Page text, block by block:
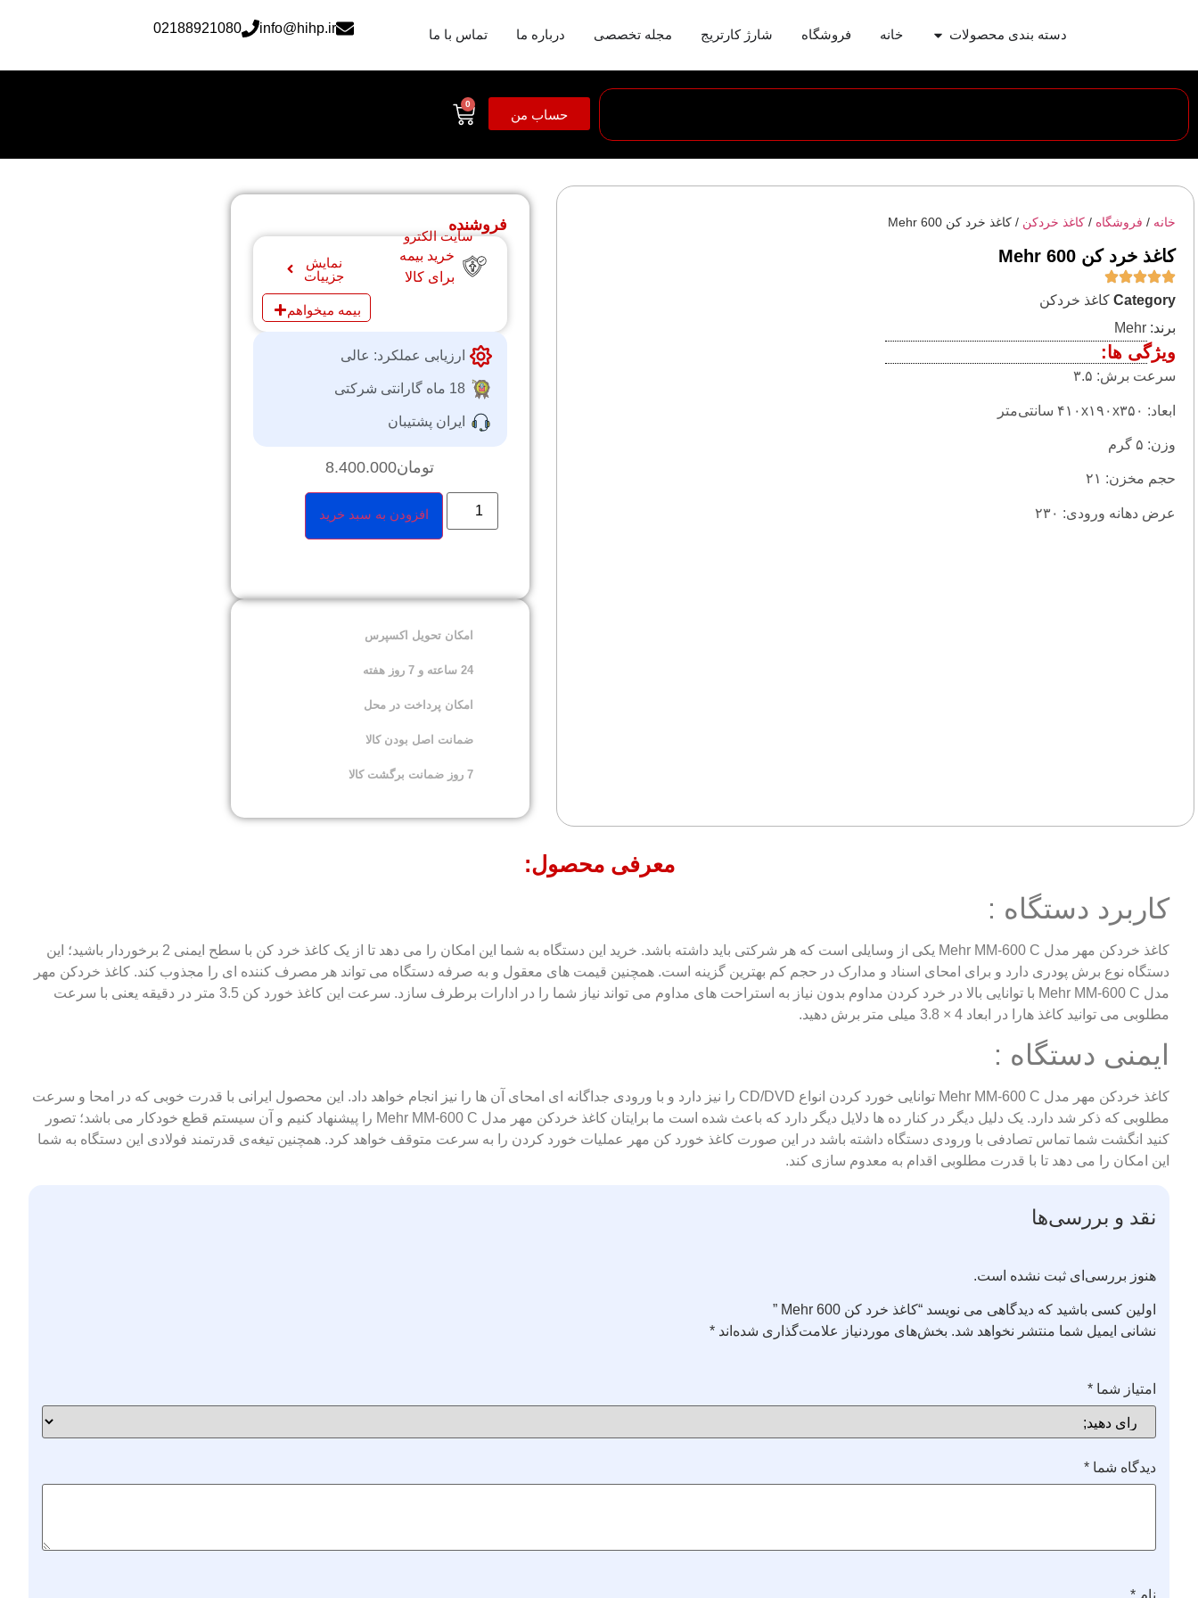
دسته بندی محصولات خانه فروشگاه شارژ کارتریج مجله تخصصی درباره ما تماس با ما info@hihp.ir
02188921080
حساب من
0
فروشنده
سایت الکترو
خرید بیمه
برای کالا
نمایش
جزییات
بیمه میخواهم
ارزیابی عملکرد: عالی
18 ماه گارانتی شرکتی
ایران پشتیبان
تومان8.400.000
افزودن به سبد خرید
امکان تحویل اکسپرس
24 ساعته و 7 روز هفته
امکان پرداخت در محل
ضمانت اصل بودن کالا
7 روز ضمانت برگشت کالا
خانه / فروشگاه / کاغذ خردکن / کاغذ خرد کن Mehr 600
کاغذ خرد کن Mehr 600
Category کاغذ خردکن
برند: Mehr
ویژگی ها:
سرعت برش: ۳.۵
ابعاد: ۴۱۰x۱۹۰x۳۵۰ سانتی‌متر
وزن: ۵ گرم
حجم مخزن: ۲۱
عرض دهانه ورودی: ۲۳۰
معرفی محصول:
کاربرد دستگاه :
کاغذ خردکن مهر مدل Mehr MM-600 C یکی از وسایلی است که هر شرکتی باید داشته باشد. خرید این دستگاه به شما این امکان را می دهد تا از یک کاغذ خرد کن با سطح ایمنی 2 برخوردار باشید؛ این
دستگاه نوع برش پودری دارد و برای امحای اسناد و مدارک در حجم کم بهترین گزینه است. همچنین قیمت های معقول و به صرفه دستگاه می تواند هر مصرف کننده ای را مجذوب کند. کاغذ خردکن مهر
مدل Mehr MM-600 C با توانایی بالا در خرد کردن مداوم بدون نیاز به استراحت های مداوم می تواند نیاز شما را در ادارات برطرف سازد. سرعت این کاغذ خورد کن 3.5 متر در دقیقه یعنی با سرعت
مطلوبی می توانید کاغذ هارا در ابعاد 4 × 3.8 میلی متر برش دهید.
ایمنی دستگاه :
کاغذ خردکن مهر مدل Mehr MM-600 C توانایی خورد کردن انواع CD/DVD را نیز دارد و با ورودی جداگانه ای امحای آن ها را نیز انجام خواهد داد. این محصول ایرانی با قدرت خوبی که در امحا و سرعت
مطلوبی که ذکر شد دارد. یک دلیل دیگر در کنار ده ها دلایل دیگر دارد که باعث شده است ما برایتان کاغذ خردکن مهر مدل Mehr MM-600 C را پیشنهاد کنیم و آن سیستم قطع خودکار می باشد؛ تصور
کنید انگشت شما تماس تصادفی با ورودی دستگاه داشته باشد در این صورت کاغذ خورد کن مهر عملیات خورد کردن را به سرعت متوقف خواهد کرد. همچنین تیغه‏‌ی قدرتمند فولادی این دستگاه به شما
این امکان را می دهد تا با قدرت مطلوبی اقدام به معدوم سازی کند.
نقد و بررسی‌ها
هنوز بررسی‌ای ثبت نشده است.
اولین کسی باشید که دیدگاهی می نویسد “کاغذ خرد کن Mehr 600 ”
نشانی ایمیل شما منتشر نخواهد شد. بخش‌های موردنیاز علامت‌گذاری شده‌اند *
امتیاز شما *
دیدگاه شما *
نام *